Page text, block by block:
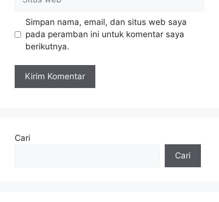
web
Simpan nama, email, dan situs web saya
pada peramban ini untuk komentar saya
berikutnya.
Cari
Cari